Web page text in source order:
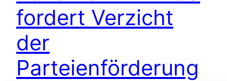
fordert Verzicht
der
Parteienförderung